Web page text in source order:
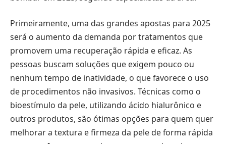
Primeiramente, uma das grandes apostas para 2025
será o aumento da demanda por tratamentos que
promovem uma recuperação rápida e eficaz. As
pessoas buscam soluções que exigem pouco ou
nenhum tempo de inatividade, o que favorece o uso
de procedimentos não invasivos. Técnicas como o
bioestímulo da pele, utilizando ácido hialurônico e
outros produtos, são ótimas opções para quem quer
melhorar a textura e firmeza da pele de forma rápida